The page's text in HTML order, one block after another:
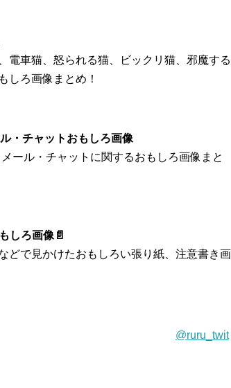
電車猫、怒られる猫、ビックリ猫、邪魔する
しろ画像まとめ！
・チャットおもしろ画像
ール・チャットに関するおもしろ画像まと
しろ画像📄
どで見かけたおもしろい張り紙、注意書き画
@ruru_twit